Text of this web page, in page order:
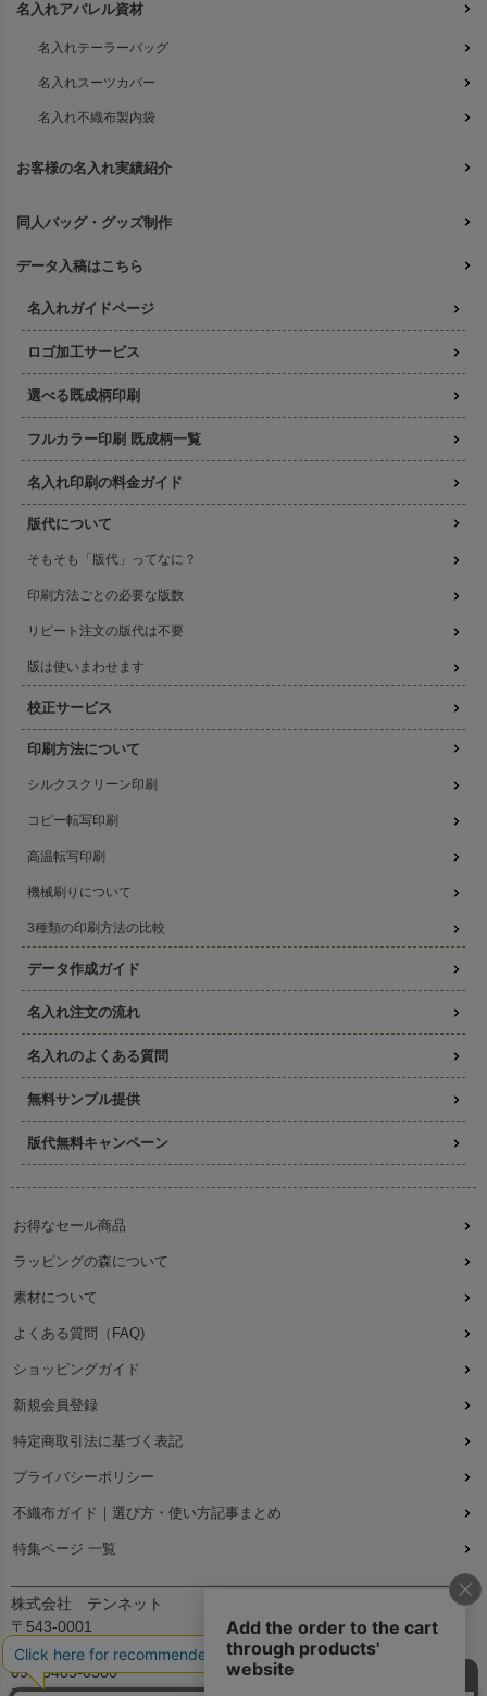
名入れアパレル資材
名入れテーラーバッグ
名入れスーツカバー
名入れ不織布製内袋
お客様の名入れ実績紹介
同人バッグ・グッズ制作
データ入稿はこちら
名入れガイドページ
ロゴ加工サービス
選べる既成柄印刷
フルカラー印刷 既成柄一覧
名入れ印刷の料金ガイド
版代について
そもそも「版代」ってなに？
印刷方法ごとの必要な版数
リピート注文の版代は不要
版は使いまわせます
校正サービス
印刷方法について
シルクスクリーン印刷
コピー転写印刷
高温転写印刷
機械刷りについて
3種類の印刷方法の比較
データ作成ガイド
名入れ注文の流れ
名入れのよくある質問
無料サンプル提供
版代無料キャンペーン
お得なセール商品
ラッピングの森について
素材について
よくある質問（FAQ)
ショッピングガイド
新規会員登録
特定商取引法に基づく表記
プライバシーポリシー
不織布ガイド｜選び方・使い方記事まとめ
特集ページ 一覧
株式会社 テンネット
〒543-0001
大阪府大阪市天王寺区上本町7丁目2-23-5B2
090-8485-0380